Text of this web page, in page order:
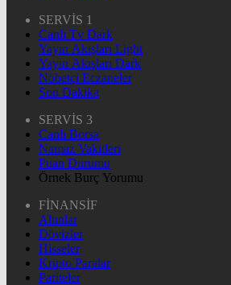
SERVİS 1
Canlı Tv Dark
Yayın Akışları Light
Yayın Akışları Dark
Nöbetçi Eczaneler
Son Dakika
SERVİS 3
Canlı Borsa
Namaz Vakitleri
Puan Durumu
Örnek Burç Yorumu
FİNANSİF
Altınlar
Dövizler
Hisseler
Kripto Paralar
Pariteler